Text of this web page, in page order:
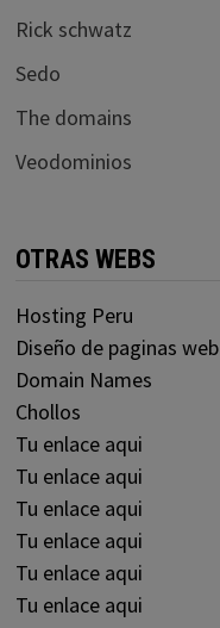
Rick schwatz
Sedo
The domains
Veodominios
OTRAS WEBS
Hosting Peru
Diseño de paginas web
Domain Names
Chollos
Tu enlace aqui
Tu enlace aqui
Tu enlace aqui
Tu enlace aqui
Tu enlace aqui
Tu enlace aqui